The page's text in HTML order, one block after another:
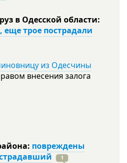
в Одесской области:
еще трое пострадали
из Одесчины
внесения залога
повреждены
1